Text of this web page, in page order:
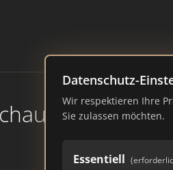
Datenschutz-
Wir respektieren Ihre
Sie zulassen möchten.
Essentiell
– Ranking